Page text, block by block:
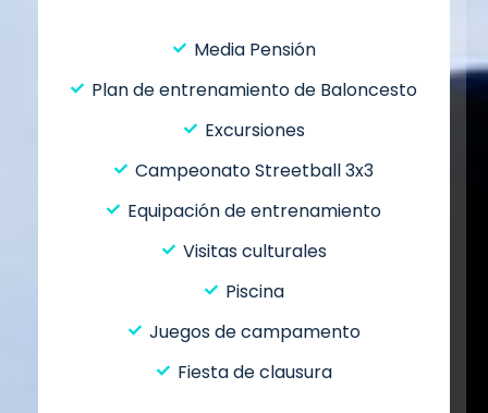
Media Pensión
Plan de entrenamiento de Baloncesto
Excursiones
Campeonato Streetball 3x3
Equipación de entrenamiento
Visitas culturales
Piscina
Juegos de campamento
Fiesta de clausura